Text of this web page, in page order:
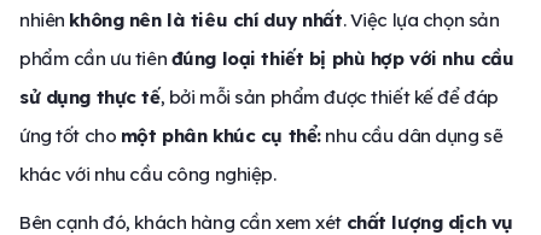
nhiên không nên là tiêu chí duy nhất. Việc lựa chọn sản
phẩm cần ưu tiên đúng loại thiết bị phù hợp với nhu cầu
sử dụng thực tế, bởi mỗi sản phẩm được thiết kế để đáp
ứng tốt cho một phân khúc cụ thể:nhu cầu dân dụng sẽ
khác với nhu cầu công nghiệp.
Bên cạnh đó, khách hàng cần xem xét chất lượng dịch vụ